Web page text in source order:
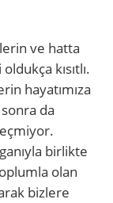
ve hatta
kısıtlı.
hayatımıza
da
birlikte
olan
bizlere